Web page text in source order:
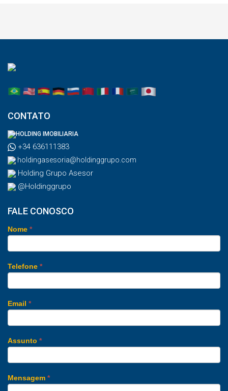
CONTATO
HOLDING IMOBILIARIA
+34 636111383
holdingasesoria@holdinggrupo.com
Holding Grupo Asesor
@Holdinggrupo
FALE CONOSCO
Nome *
Telefone *
Email *
Assunto *
Mensagem *